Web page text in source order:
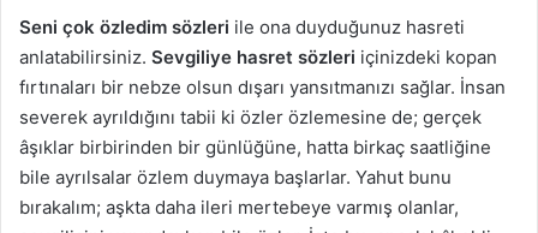
Seni çok özledim sözleri ile ona duyduğunuz hasreti
anlatabilirsiniz. Sevgiliye hasret sözleri içinizdeki kopan
fırtınaları bir nebze olsun dışarı yansıtmanızı sağlar. İnsan
severek ayrıldığını tabii ki özler özlemesine de; gerçek
âşıklar birbirinden bir günlüğüne, hatta birkaç saatliğine
bile ayrılsalar özlem duymaya başlarlar. Yahut bunu
bırakalım; aşkta daha ileri mertebeye varmış olanlar,